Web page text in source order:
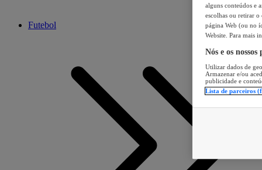
Futebol
alguns conteúdos e
escolhas ou retirar
página Web (ou no
Website. Para mais
Nós e os
Utilizar dados de
Armazenar e/ou
publicidade e
Lista de parceiros